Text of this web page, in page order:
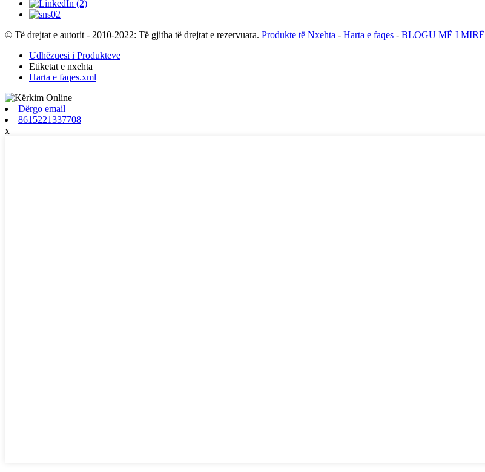
© Të drejtat e autorit - 2010-2022: Të gjitha të drejtat e rezervuara. Produkte të Nxehta - Harta e faqes - BLOGU MË I MIRË
Udhëzuesi i Produkteve
Etiketat e nxehta
Harta e faqes.xml
Dërgo email
8615221337708
x